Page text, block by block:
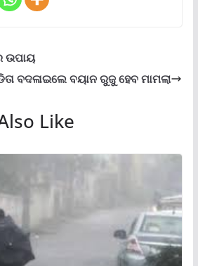
ଉପାୟ
ବଦଳାଇଲେ ବୟାନ ରୁଜୁ ହେବ ମାମଲା
Like